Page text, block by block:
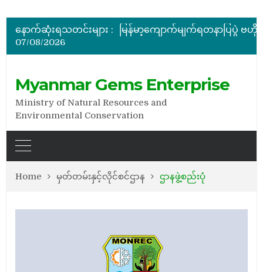
နောက်ဆုံးရသတင်းများ :
07/08/2026
Myanmar Gems Enterprise
Ministry of Natural Resources and
Environmental Conservation
Home မှတ်တမ်းနှင့်လိုင်စင်ဌာန ဌာနဖွဲ့စည်းပုံ